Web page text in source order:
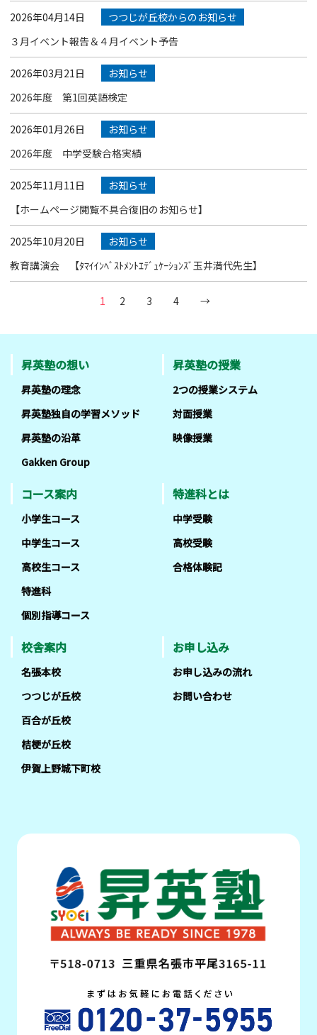
2026年04月14日
つつじが丘校からのお知らせ
３月イベント報告＆４月イベント予告
2026年03月21日
お知らせ
2026年度 第1回英語検定
2026年01月26日
お知らせ
2026年度 中学受験合格実績
2025年11月11日
お知らせ
【ホームページ閲覧不具合復旧のお知らせ】
2025年10月20日
お知らせ
教育講演会 【ﾀﾏｲｲﾝﾍﾞｽﾄﾒﾝﾄｴﾃﾞｭｹｰｼｮﾝｽﾞ玉井満代先生】
1 2 3 4 →
昇英塾の想い
昇英塾の理念
昇英塾独自の学習メソッド
昇英塾の沿革
Gakken Group
昇英塾の授業
2つの授業システム
対面授業
映像授業
コース案内
小学生コース
中学生コース
高校生コース
特進科
個別指導コース
特進科とは
中学受験
高校受験
合格体験記
校舎案内
名張本校
つつじが丘校
百合が丘校
桔梗が丘校
伊賀上野城下町校
お申し込み
お申し込みの流れ
お問い合わせ